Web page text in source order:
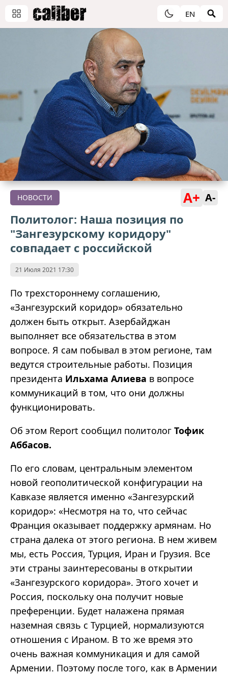
EN
НОВОСТИ A+ A-
Политолог: Наша позиция по
"Зангезурскому коридору"
совпадает с российской
21 Июля 2021 17:30
По трехстороннему соглашению,
«Зангезурский коридор» обязательно
должен быть открыт. Азербайджан
выполняет все обязательства в этом
вопросе. Я сам побывал в этом регионе, там
ведутся строительные работы. Позиция
президента Ильхама Алиева в вопросе
коммуникаций в том, что они должны
функционировать.
Об этом Report сообщил политолог Тофик
Аббасов.
По его словам, центральным элементом
новой геополитической конфигурации на
Кавказе является именно «Зангезурский
коридор»: «Несмотря на то, что сейчас
Франция оказывает поддержку армянам. Но
страна далека от этого региона. В нем живем
мы, есть Россия, Турция, Иран и Грузия. Все
эти страны заинтересованы в открытии
«Зангезурского коридора». Этого хочет и
Россия, поскольку она получит новые
преференции. Будет налажена прямая
наземная связь с Турцией, нормализуются
отношения с Ираном. В то же время это
очень важная коммуникация и для самой
Армении. Поэтому после того, как в Армении